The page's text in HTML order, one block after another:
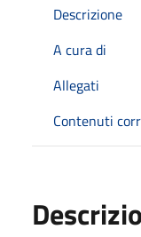
Descrizione
A cura di
Allegati
Contenuti